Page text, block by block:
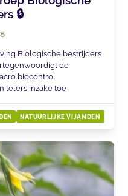
🔒
Biologische bestrijders
de
biocontrol
telers inzake toe
NATUURLIJKE VIJANDEN